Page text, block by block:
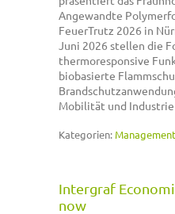
Angewandte
FeuerTrutz 2026 in
Juni 2026 stellen die
thermoresponsive
biobasierte
Mobilität und Industrie
Kategorien:
Intergraf
now